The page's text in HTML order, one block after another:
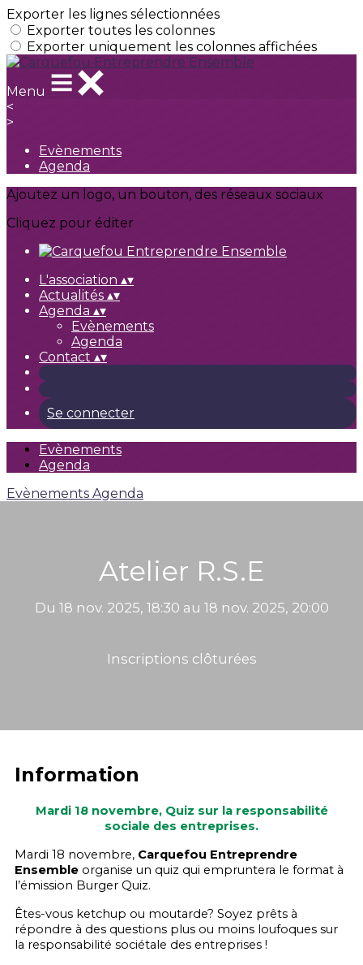
Exporter les lignes sélectionnées
Exporter toutes les colonnes
Exporter uniquement les colonnes affichées
Menu
<
>
Evènements
Agenda
Ajoutez un logo, un bouton, des réseaux sociaux
Cliquez pour éditer
L'association ▴▾
Actualités ▴▾
Agenda ▴▾
Evènements
Agenda
Contact ▴▾
Se connecter
Evènements
Agenda
Evènements Agenda
Atelier R.S.E
Du 18 nov. 2025, 18:30 au 18 nov. 2025, 20:00
Inscriptions clôturées
Information
Mardi 18 novembre, Quiz sur la responsabilité
sociale des entreprises.
Mardi 18 novembre, Carquefou Entreprendre
Ensemble organise un quiz qui empruntera le format à
l’émission Burger Quiz.
Êtes-vous ketchup ou moutarde? Soyez prêts à
répondre à des questions plus ou moins loufoques sur
la responsabilité sociétale des entreprises !